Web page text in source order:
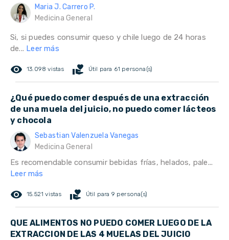
Maria J. Carrero P.
Medicina General
Si, si puedes consumir queso y chile luego de 24 horas
de... Leer más
remove_red_eye 13.098 vistas volunteer_activism Útil para 61 persona(s)
¿Qué puedo comer después de una extracción
de una muela del juicio, no puedo comer lácteos
y chocola
Sebastian Valenzuela Vanegas
Medicina General
Es recomendable consumir bebidas frías, helados, pale...
Leer más
remove_red_eye 15.521 vistas volunteer_activism Útil para 9 persona(s)
QUE ALIMENTOS NO PUEDO COMER LUEGO DE LA
EXTRACCION DE LAS 4 MUELAS DEL JUICIO